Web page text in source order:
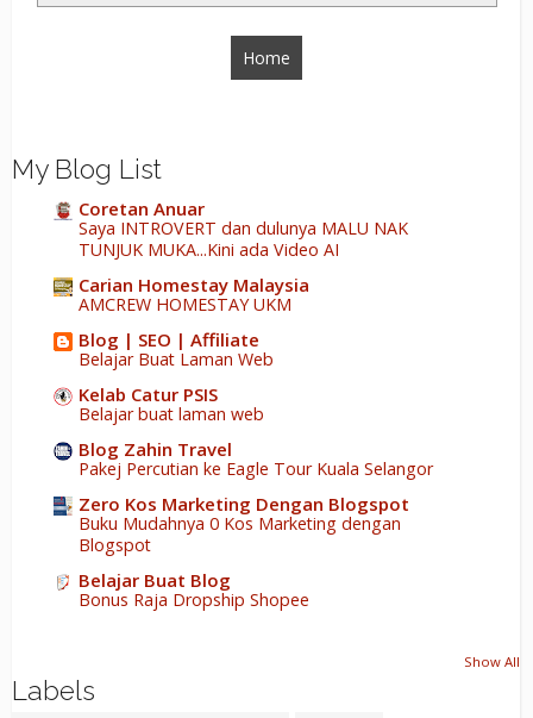
Home
My Blog List
Coretan Anuar
Saya INTROVERT dan dulunya MALU NAK
TUNJUK MUKA...Kini ada Video AI
Carian Homestay Malaysia
AMCREW HOMESTAY UKM
Blog | SEO | Affiliate
Belajar Buat Laman Web
Kelab Catur PSIS
Belajar buat laman web
Blog Zahin Travel
Pakej Percutian ke Eagle Tour Kuala Selangor
Zero Kos Marketing Dengan Blogspot
Buku Mudahnya 0 Kos Marketing dengan
Blogspot
Belajar Buat Blog
Bonus Raja Dropship Shopee
Show All
Labels